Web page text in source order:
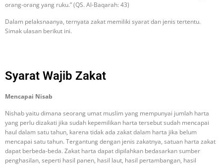
orang-orang yang ruku.” (QS. Al-Baqarah: 43)
Dalam pelaksnaanya, ternyata zakat memiliki syarat dan jenis tertentu.
Simak ulasan berikut ini.
Syarat Wajib Zakat
Mencapai Nisab
Nishab yaitu dimana seorang umat muslim yang mempunyai jumlah harta
yang perlu dizakati jika sudah kepemilikan harta tersebut sudah mencapai
haul dalam satu tahun, karena tidak ada zakat dalam harta jika belum
mencapai satu tahun. Tergantung dengan jenis zakatnya, satuan harta zakat
dapat berbeda-beda. Zakat harta dapat dipilahkan bedasarkan sumber
penghasilan, seperti hasil panen, hasil laut, hasil pertambangan, hasil